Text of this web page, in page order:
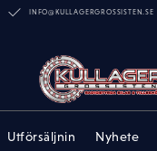
INFO@KULLAGERGROSSISTEN.SE
Utförsäljnin
Nyhete